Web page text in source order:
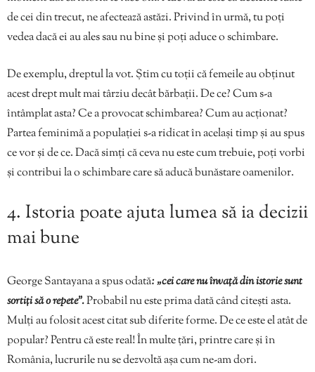
de cei din trecut, ne afectează astăzi. Privind în urmă, tu poți
vedea dacă ei au ales sau nu bine și poți aduce o schimbare.
De exemplu, dreptul la vot. Știm cu toții că femeile au obținut
acest drept mult mai târziu decât bărbații. De ce? Cum s-a
întâmplat asta? Ce a provocat schimbarea? Cum au acționat?
Partea feminimă a populației s-a ridicat în același timp și au spus
ce vor și de ce. Dacă simți că ceva nu este cum trebuie, poți vorbi
și contribui la o schimbare care să aducă bunăstare oamenilor.
4. Istoria poate ajuta lumea să ia decizii
mai bune
George Santayana a spus odată: „cei care nu învață din istorie sunt
sortiți să o repete”.Probabil nu este prima dată când citești asta.
Mulți au folosit acest citat sub diferite forme. De ce este el atât de
popular? Pentru că este real! În multe țări, printre care și în
România, lucrurile nu se dezvoltă așa cum ne-am dori.